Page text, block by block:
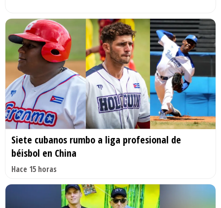
Siete cubanos rumbo a liga profesional de
béisbol en China
Hace 15 horas